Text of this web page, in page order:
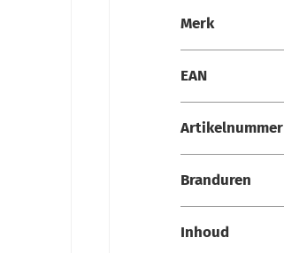
Merk
EAN
Artikelnummer
Branduren
Inhoud